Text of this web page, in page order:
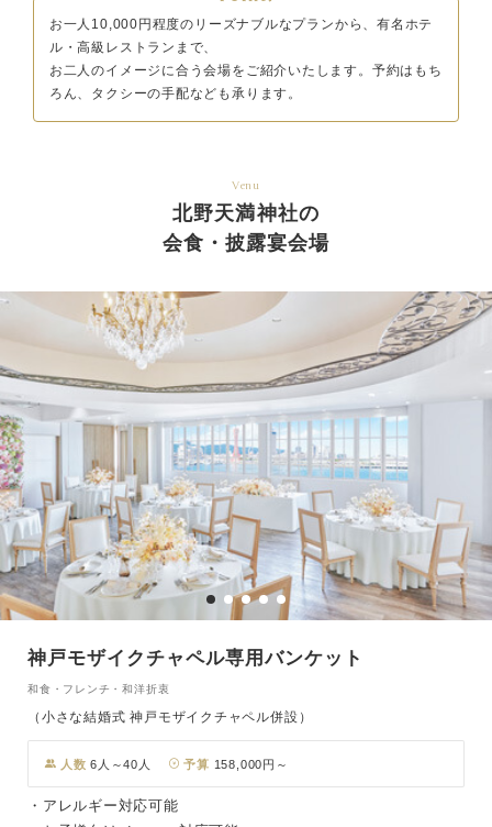
お一人10,000円程度のリーズナブルなプランから、有名ホテ
ル・高級レストランまで、
お二人のイメージに合う会場をご紹介いたします。予約はもち
ろん、タクシーの手配なども承ります。
Venu
北野天満神社の
会食・披露宴会場
神戸モザイクチャペル専用バンケット
和食・フレンチ・和洋折衷
（小さな結婚式 神戸モザイクチャペル併設）
人数 6人～40人 予算 158,000円～
・アレルギー対応可能